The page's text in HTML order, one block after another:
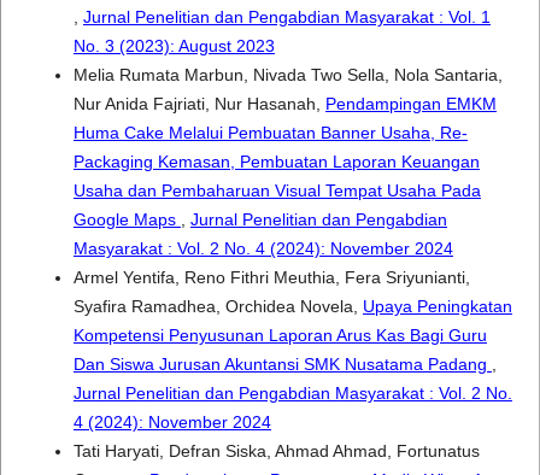
Jurnal Penelitian dan Pengabdian Masyarakat : Vol. 1
No. 3 (2023): August 2023
Melia Rumata Marbun, Nivada Two Sella, Nola Santaria,
Nur Anida Fajriati, Nur Hasanah, Pendampingan EMKM
Huma Cake Melalui Pembuatan Banner Usaha, Re-
Packaging Kemasan, Pembuatan Laporan Keuangan
Usaha dan Pembaharuan Visual Tempat Usaha Pada
Google Maps
Jurnal Penelitian dan Pengabdian
Masyarakat : Vol. 2 No. 4 (2024): November 2024
Armel Yentifa, Reno Fithri Meuthia, Fera Sriyunianti,
Syafira Ramadhea, Orchidea Novela, Upaya Peningkatan
Kompetensi Penyusunan Laporan Arus Kas Bagi Guru
Dan Siswa Jurusan Akuntansi SMK Nusatama Padang
Jurnal Penelitian dan Pengabdian Masyarakat : Vol. 2 No.
4 (2024): November 2024
Tati Haryati, Defran Siska, Ahmad Ahmad, Fortunatus